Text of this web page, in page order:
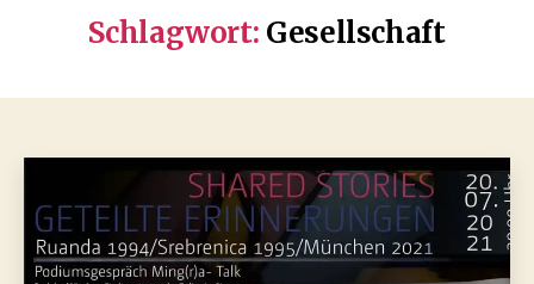
Schlagwort: Gesellschaft